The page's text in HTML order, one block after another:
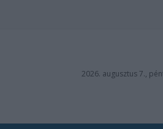
2026. augusztus 7.,